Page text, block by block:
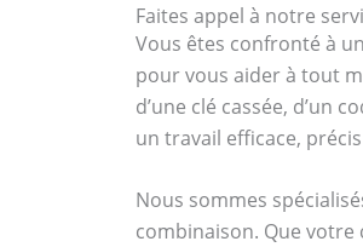
Faites appel à notre
Vous êtes confronté à
pour vous aider à tout
d’une clé cassée, d’un
un travail efficace,
Nous sommes
combinaison. Que